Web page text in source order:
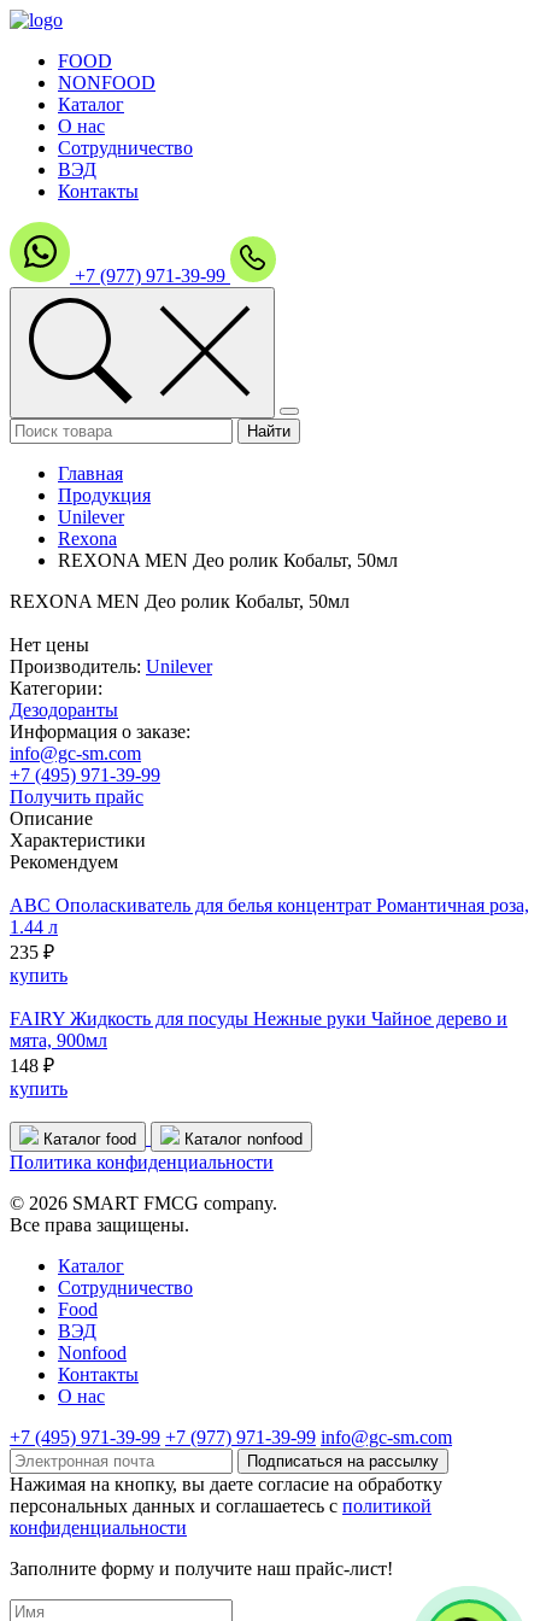
FOOD
NONFOOD
Каталог
О нас
Сотрудничество
ВЭД
Контакты
+7 (977) 971-39-99
Главная
Продукция
Unilever
Rexona
REXONA MEN Део ролик Кобальт, 50мл
REXONA MEN Део ролик Кобальт, 50мл
Нет цены
Производитель: Unilever
Категории:
Дезодоранты
Информация о заказе:
info@gc-sm.com
+7 (495) 971-39-99
Получить прайс
Описание
Характеристики
Рекомендуем
ABC Ополаскиватель для белья концентрат Романтичная роза,
1.44 л
235 ₽
купить
FAIRY Жидкость для посуды Нежные руки Чайное дерево и
мята, 900мл
148 ₽
купить
Каталог food Каталог nonfood
Политика конфиденциальности
© 2026 SMART FMCG company.
Все права защищены.
Каталог
Cотрудничество
Food
ВЭД
Nonfood
Контакты
О нас
+7 (495) 971-39-99 +7 (977) 971-39-99 info@gc-sm.com
Подписаться на рассылку
Нажимая на кнопку, вы даете согласие на обработку
персональных данных и соглашаетесь c политикой
конфиденциальности
Заполните форму и получите наш прайс-лист!